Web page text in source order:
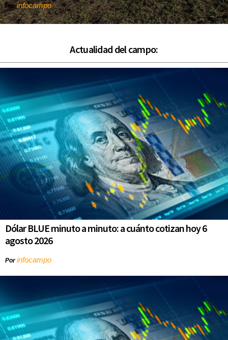
Porinfocampo
Actualidad del campo:
Dólar BLUE minuto a minuto: a cuánto cotizan hoy 6
agosto 2026
Porinfocampo